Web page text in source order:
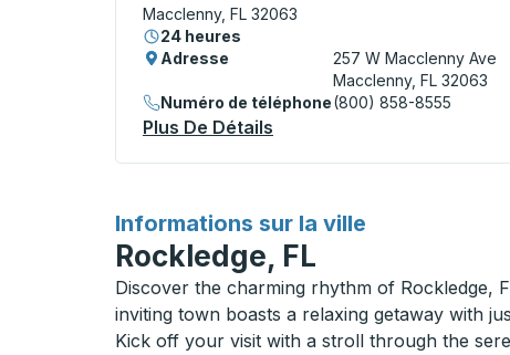
Macclenny, FL 32063
24 heures
Adresse
257 W Macclenny Ave
Macclenny, FL 32063
Numéro de téléphone(800) 858-8555
Plus De Détails
Informations sur la ville
pour
Rockledge, FL
Discover the charming rhythm of Rockledge,
inviting town boasts a relaxing getaway with
Kick off your visit with a stroll through the